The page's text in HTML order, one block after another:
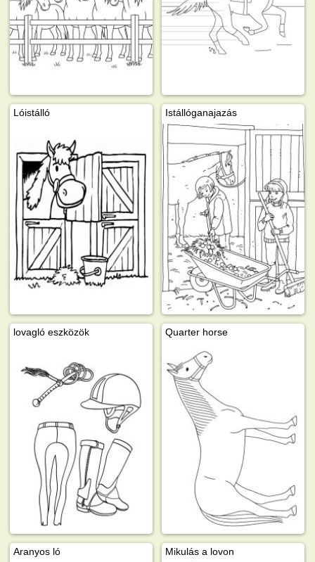
Lóistálló Istállóganajazás
lovagló eszközök Quarter horse
Aranyos ló Mikulás a lovon